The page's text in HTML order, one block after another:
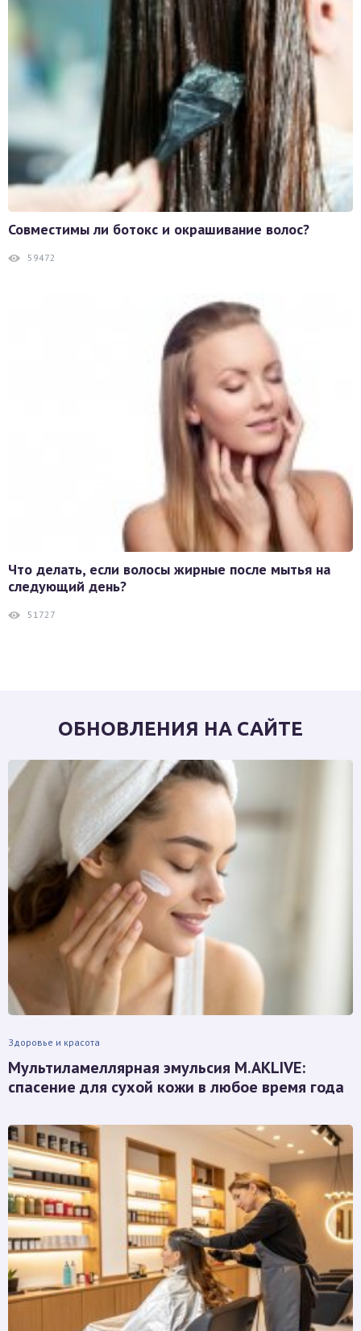
Совместимы ли ботокс и окрашивание волос?
59472
Что делать, если волосы жирные после мытья на
следующий день?
51727
ОБНОВЛЕНИЯ НА САЙТЕ
Здоровье и красота
Мультиламеллярная эмульсия M.AKLIVE:
спасение для сухой кожи в любое время года